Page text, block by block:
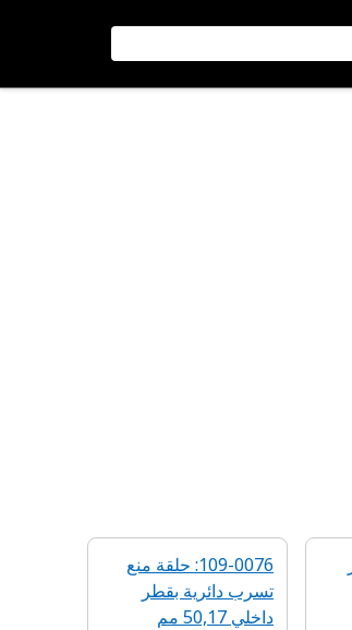
109-0076: حلقة منع
تسرب دائرية‬ بقطر
داخلي 50,17 مم